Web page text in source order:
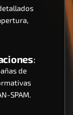
:
de
SPAM.